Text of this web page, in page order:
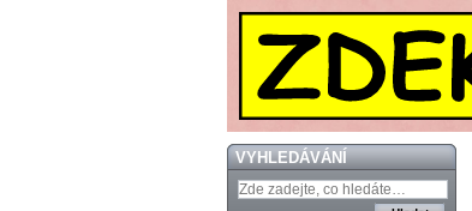
VYHLEDÁVÁNÍ